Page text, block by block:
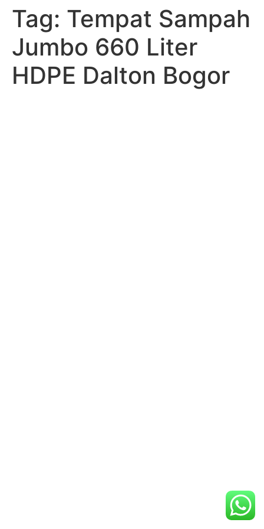
Skip
content
Tag: Tempat Sampah
Jumbo 660 Liter
HDPE Dalton Bogor